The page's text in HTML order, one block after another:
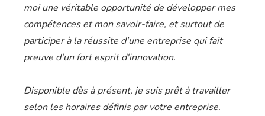
moi une véritable opportunité de développer mes
compétences et mon savoir-faire, et surtout de
participer à la réussite d'une entreprise qui fait
preuve d'un fort esprit d'innovation.
Disponible dès à présent, je suis prêt à travailler
selon les horaires définis par votre entreprise.